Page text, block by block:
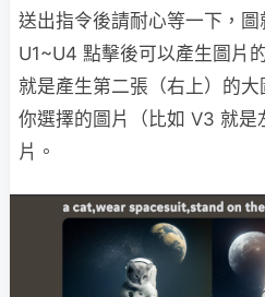
送出指令後請耐心等一下，
U1~U4 點擊後可以產生圖片
就是產生第二張（右上）的
你選擇的圖片（比如 V3 就是
片。